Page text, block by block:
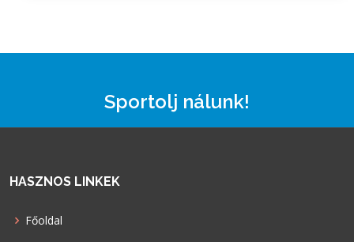
Sportolj nálunk!
HASZNOS LINKEK
Főoldal